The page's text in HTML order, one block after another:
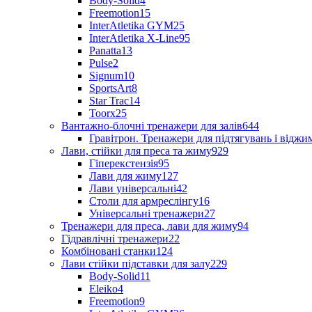
Freemotion15
InterAtletika GYM25
InterAtletika X-Line95
Panatta13
Pulse2
Signum10
SportsArt8
Star Trac14
Toorx25
Вантажно-блочні тренажери для залів644
Гравітрон. Тренажери для підтягувань і
Лави, стійки для преса та жиму929
Гіперекстензія95
Лави для жиму127
Лави універсальні42
Столи для армреслінгу16
Універсальні тренажери27
Тренажери для преса, лави для жиму94
Гідравлічні тренажери22
Комбіновані станки124
Лави стійки підставки для залу229
Body-Solid11
Eleiko4
Freemotion9